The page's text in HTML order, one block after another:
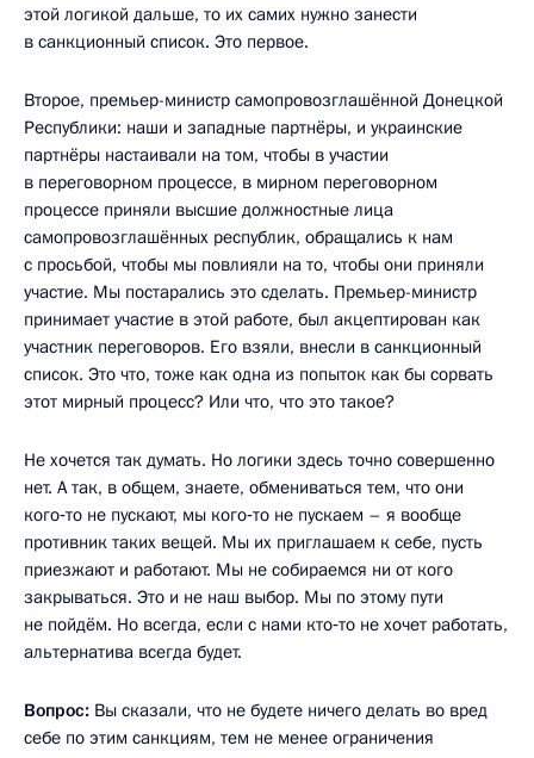
этой логикой дальше, то их самих нужно занести
в санкционный список. Это первое.
Второе, премьер-министр самопровозглашённой Донецкой
Республики: наши и западные партнёры, и украинские
партнёры настаивали на том, чтобы в участии
в переговорном процессе, в мирном переговорном
процессе приняли высшие должностные лица
самопровозглашённых республик, обращались к нам
с просьбой, чтобы мы повлияли на то, чтобы они приняли
участие. Мы постарались это сделать. Премьер-министр
принимает участие в этой работе, был акцептирован как
участник переговоров. Его взяли, внесли в санкционный
список. Это что, тоже как одна из попыток как бы сорвать
этот мирный процесс? Или что, что это такое?
Не хочется так думать. Но логики здесь точно совершенно
нет. А так, в общем, знаете, обмениваться тем, что они
кого‑то не пускают, мы кого‑то не пускаем – я вообще
противник таких вещей. Мы их приглашаем к себе, пусть
приезжают и работают. Мы не собираемся ни от кого
закрываться. Это и не наш выбор. Мы по этому пути
не пойдём. Но всегда, если с нами кто‑то не хочет работать,
альтернатива всегда будет.
Вопрос: Вы сказали, что не будете ничего делать во вред
себе по этим санкциям, тем не менее ограничения